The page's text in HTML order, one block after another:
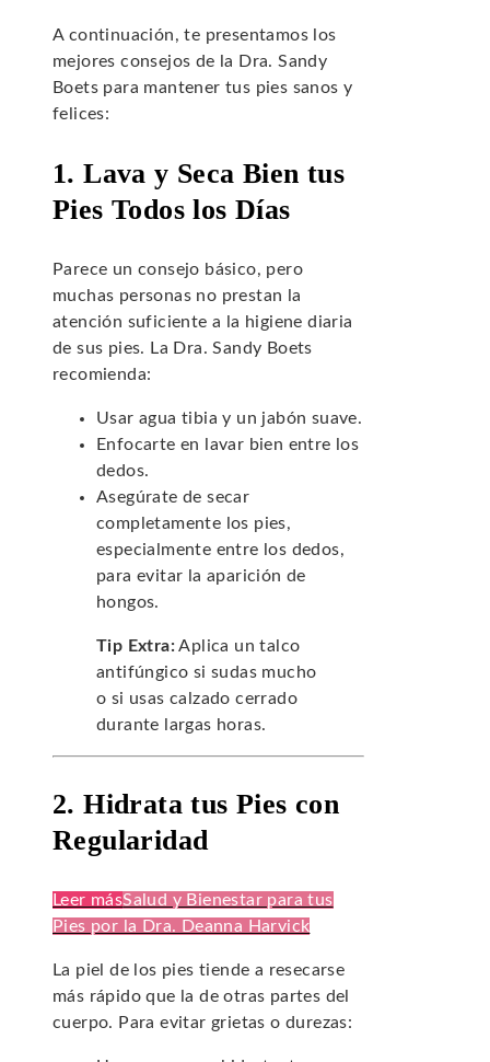
A continuación, te presentamos los
mejores consejos de la Dra. Sandy
Boets para mantener tus pies sanos y
felices:
1. Lava y Seca Bien tus
Pies Todos los Días
Parece un consejo básico, pero
muchas personas no prestan la
atención suficiente a la higiene diaria
de sus pies. La Dra. Sandy Boets
recomienda:
Usar agua tibia y un jabón suave.
Enfocarte en lavar bien entre los
dedos.
Asegúrate de secar
completamente los pies,
especialmente entre los dedos,
para evitar la aparición de
hongos.
Tip Extra:Aplica un talco
antifúngico si sudas mucho
o si usas calzado cerrado
durante largas horas.
2. Hidrata tus Pies con
Regularidad
Leer másSalud y Bienestar para tus
Pies por la Dra. Deanna Harvick
La piel de los pies tiende a resecarse
más rápido que la de otras partes del
cuerpo. Para evitar grietas o durezas: